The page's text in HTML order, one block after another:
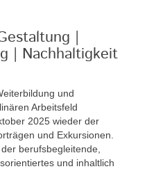
|
| Nachhaltigkeit
und
Arbeitsfeld
2025 wieder der
und Exkursionen.
berufsbegleitende,
und inhaltlich